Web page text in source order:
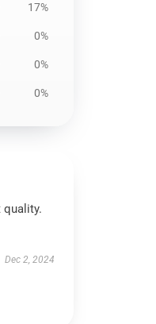
17%
0%
0%
0%
quality.
Dec 2, 2024